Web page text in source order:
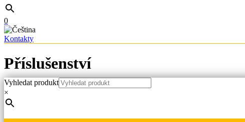
0
Kontakty
Příslušenství
Hlavní strana
Produkty
Oděvy s ochranou proti elektrickému oblouku
Vyhledat produkt
×